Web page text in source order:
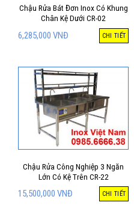
Chậu Rửa Bát Đơn Inox Có Khung
Chân Kệ Dưới CR-02
6,285,000 VNĐ CHI TIẾT
Chậu Rửa Công Nghiệp 3 Ngăn
Lớn Có Kệ Trên CR-22
15,500,000 VNĐ CHI TIẾT